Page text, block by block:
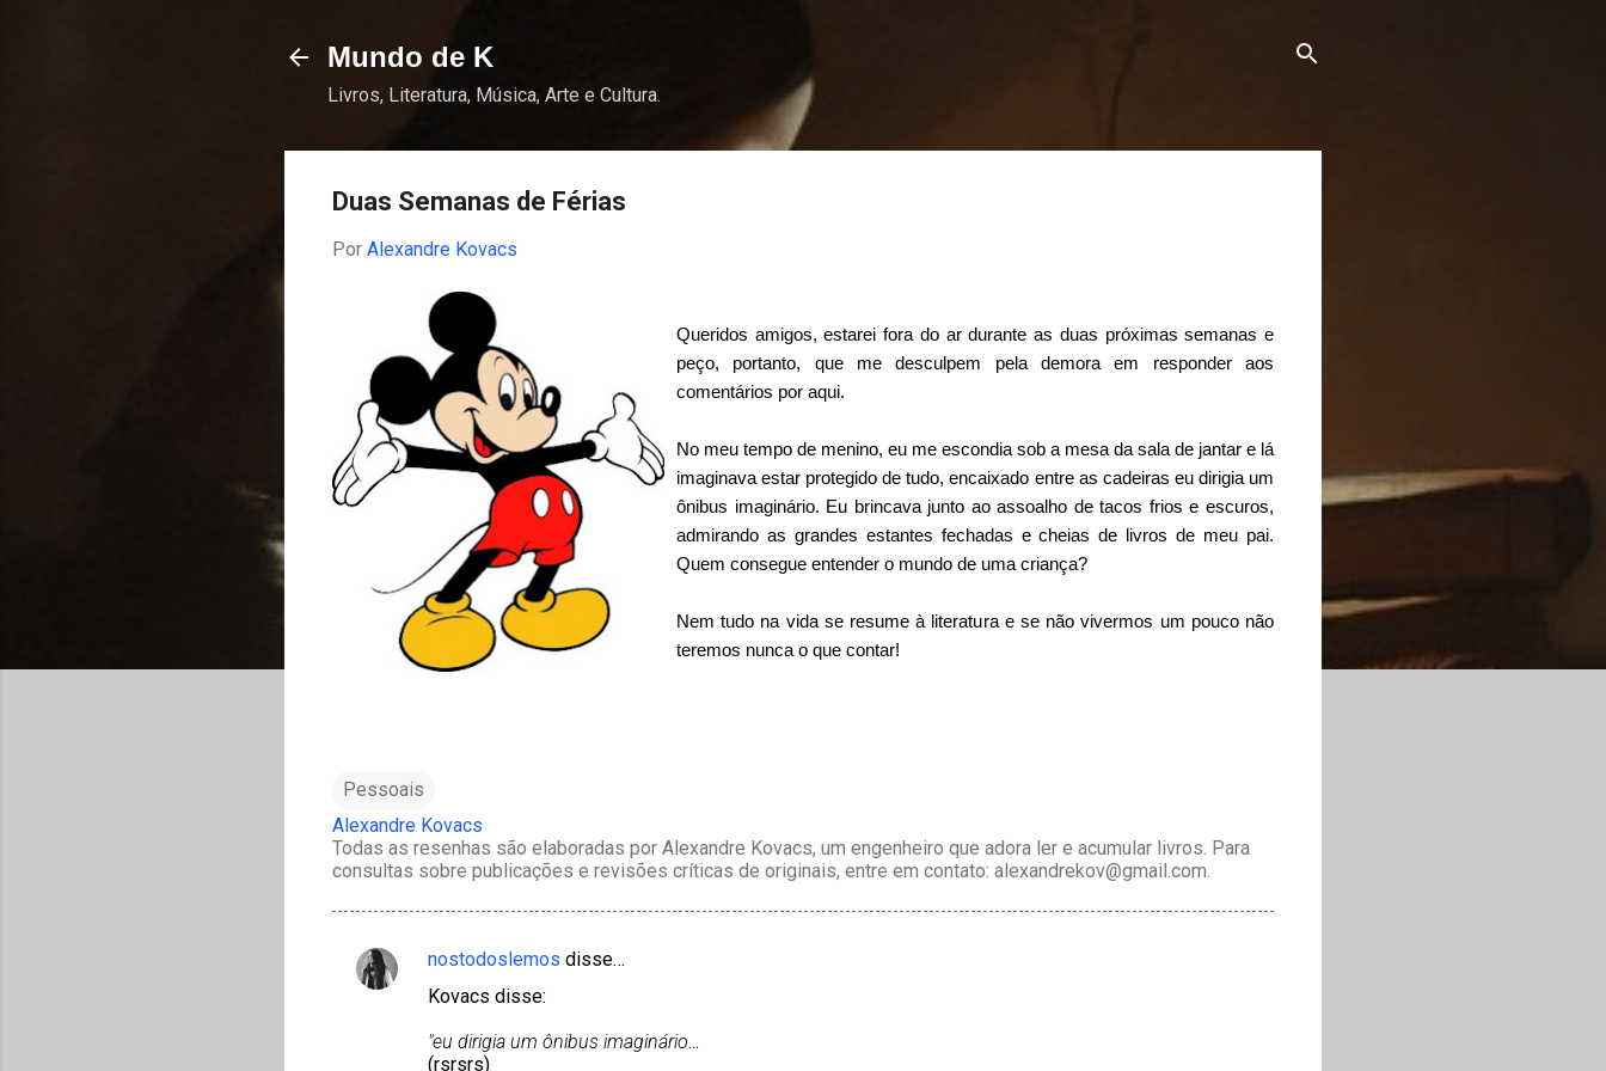
Mundo de K
Livros, Literatura, Música, Arte e Cultura.
Duas Semanas de Férias
Por Alexandre Kovacs
Queridos amigos, estarei fora do ar durante as duas próximas semanas e
peço, portanto, que me desculpem pela demora em responder aos
comentários por aqui.
No meu tempo de menino, eu me escondia sob a mesa da sala de jantar e lá
imaginava estar protegido de tudo, encaixado entre as cadeiras eu dirigia um
ônibus imaginário. Eu brincava junto ao assoalho de tacos frios e escuros,
admirando as grandes estantes fechadas e cheias de livros de meu pai.
Quem consegue entender o mundo de uma criança?
Nem tudo na vida se resume à literatura e se não vivermos um pouco não
teremos nunca o que contar!
Pessoais
Alexandre Kovacs
Todas as resenhas são elaboradas por Alexandre Kovacs, um engenheiro que adora ler e acumular livros. Para
consultas sobre publicações e revisões críticas de originais, entre em contato: alexandrekov@gmail.com.
C
nostodoslemos disse…
Kovacs disse:
"eu dirigia um ônibus imaginário...
(rsrsrs)